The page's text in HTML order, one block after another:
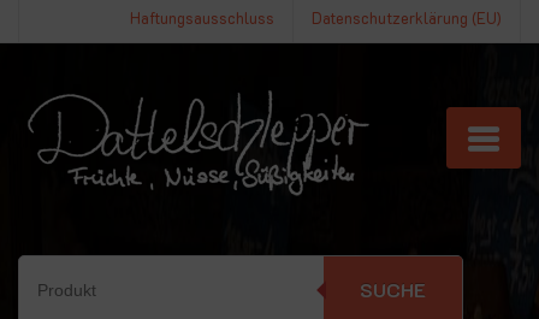
Datenschutzerklärung (EU)
Haftungsausschluss
SUCHE